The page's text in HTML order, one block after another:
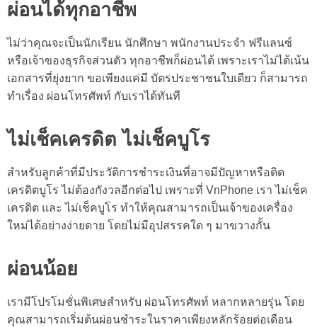
ผ่อนได้ทุกอาชีพ
ไม่ว่าคุณจะเป็นนักเรียน นักศึกษา พนักงานประจำ ฟรีแลนซ์
หรือเจ้าของธุรกิจส่วนตัว ทุกอาชีพก็ผ่อนได้ เพราะเราไม่ได้เน้น
เอกสารที่ยุ่งยาก ขอเพียงแค่มี บัตรประชาชนใบเดียว ก็สามารถ
ทำเรื่อง ผ่อนโทรศัพท์ กับเราได้ทันที
ไม่เช็คเครดิต ไม่เช็คบูโร
สำหรับลูกค้าที่มีประวัติการชำระเงินที่อาจมีปัญหาหรือติด
เครดิตบูโร ไม่ต้องกังวลอีกต่อไป เพราะที่ VnPhone เรา ไม่เช็ค
เครดิต และ ไม่เช็คบูโร ทำให้คุณสามารถเป็นเจ้าของเครื่อง
ใหม่ได้อย่างง่ายดาย โดยไม่มีอุปสรรคใด ๆ มาขวางกั้น
ผ่อนน้อย
เรามีโปรโมชั่นพิเศษสำหรับ ผ่อนโทรศัพท์ หลากหลายรุ่น โดย
คุณสามารถเริ่มต้นผ่อนชำระในราคาเพียงหลักร้อยต่อเดือน